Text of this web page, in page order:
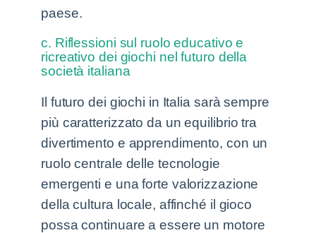
paese.
c. Riflessioni sul ruolo educativo e
ricreativo dei giochi nel futuro della
società italiana
Il futuro dei giochi in Italia sarà sempre
più caratterizzato da un equilibrio tra
divertimento e apprendimento, con un
ruolo centrale delle tecnologie
emergenti e una forte valorizzazione
della cultura locale, affinché il gioco
possa continuare a essere un motore